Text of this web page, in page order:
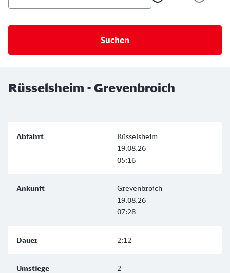
Rüsselsheim - Grevenbroich
Rüsselsheim
19.08.26
05:16
Grevenbroich
19.08.26
07:28
2:12
2